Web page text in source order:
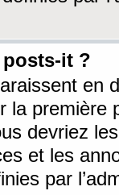
posts-it ?
en
la première
devriez
et les
par